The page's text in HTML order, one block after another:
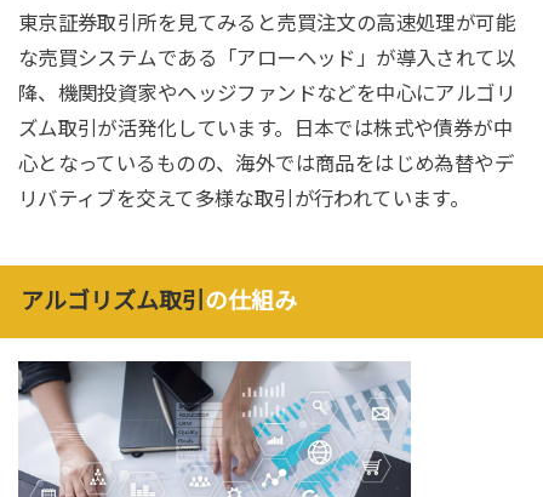
東京証券取引所を見てみると売買注文の高速処理が可能
な売買システムである「アローヘッド」が導入されて以
降、機関投資家やヘッジファンドなどを中心にアルゴリ
ズム取引が活発化しています。日本では株式や債券が中
心となっているものの、海外では商品をはじめ為替やデ
リバティブを交えて多様な取引が行われています。
アルゴリズム取引 の仕組み